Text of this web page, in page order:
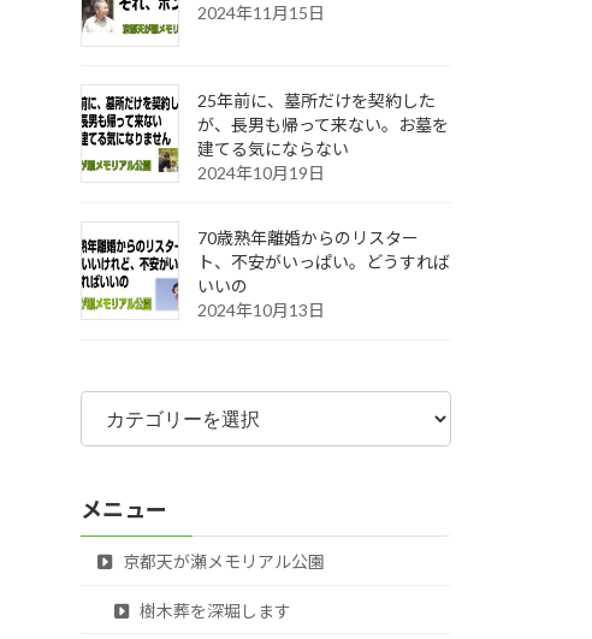
2024年11月15日
25年前に、墓所だけを契約した
が、長男も帰って来ない。お墓を
建てる気にならない
2024年10月19日
70歳熟年離婚からのリスター
ト、不安がいっぱい。どうすれば
いいの
2024年10月13日
カ
ゴ
ー
メニュー
京都天が瀬メモリアル公園
樹木葬を深堀します